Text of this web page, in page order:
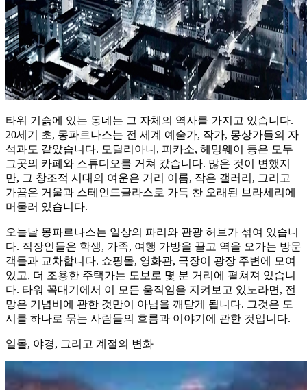
타워 기슭에 있는 동네는 그 자체의 역사를 가지고 있습니다.
20세기 초, 몽파르나스는 전 세계 예술가, 작가, 몽상가들의 자
석과도 같았습니다. 모딜리아니, 피카소, 헤밍웨이 등은 모두
그곳의 카페와 스튜디오를 거쳐 갔습니다. 많은 것이 변했지
만, 그 창조적 시대의 여운은 거리 이름, 작은 갤러리, 그리고
가끔은 거울과 스테인드글라스로 가득 찬 오래된 브라세리에
머물러 있습니다.
오늘날 몽파르나스는 일상의 파리와 관광 허브가 섞여 있습니
다. 직장인들은 학생, 가족, 여행 가방을 끌고 역을 오가는 방문
객들과 교차합니다. 쇼핑몰, 영화관, 극장이 광장 주변에 모여
있고, 더 조용한 주택가는 도보로 몇 분 거리에 펼쳐져 있습니
다. 타워 꼭대기에서 이 모든 움직임을 지켜보고 있노라면, 전
망은 기념비에 관한 것만이 아님을 깨닫게 됩니다. 그것은 도
시를 하나로 묶는 사람들의 흐름과 이야기에 관한 것입니다.
일몰, 야경, 그리고 계절의 변화